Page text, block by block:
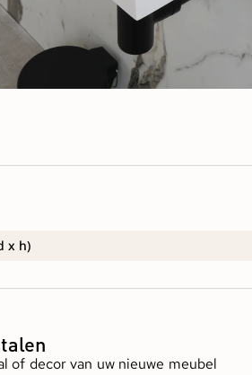
x h)
of decor van uw nieuwe meubel